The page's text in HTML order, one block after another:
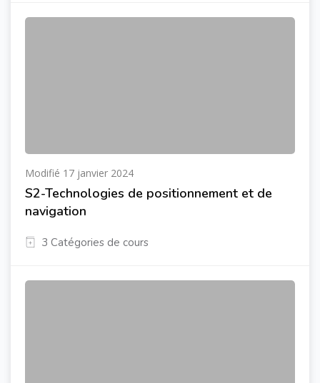
Modifié 17 janvier 2024
S2-Technologies de positionnement et de
navigation
3 Catégories de cours